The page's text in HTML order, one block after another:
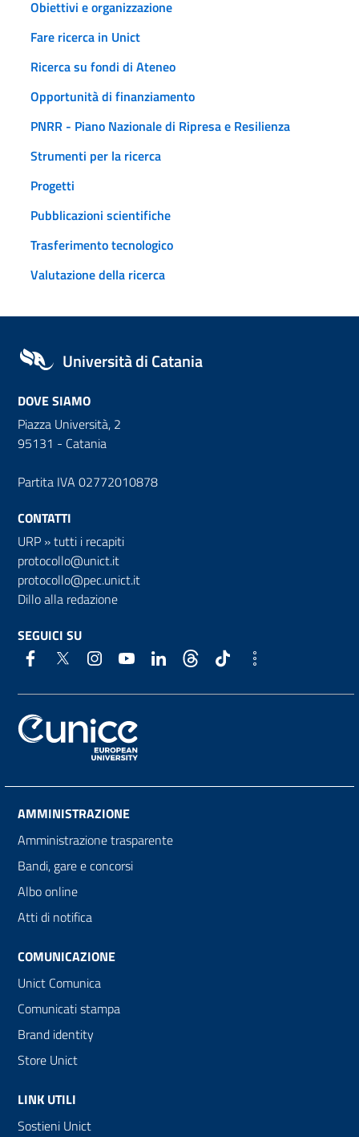
Obiettivi e organizzazione
Fare ricerca in Unict
Ricerca su fondi di Ateneo
Opportunità di finanziamento
PNRR - Piano Nazionale di Ripresa e Resilienza
Strumenti per la ricerca
Progetti
Pubblicazioni scientifiche
Trasferimento tecnologico
Valutazione della ricerca
Università di Catania
DOVE SIAMO
Piazza Università, 2
95131 - Catania
Partita IVA 02772010878
CONTATTI
URP »tutti i recapiti
protocollo@unict.it
protocollo@pec.unict.it
Dillo alla redazione
SEGUICI SU
AMMINISTRAZIONE
Amministrazione trasparente
Bandi, gare e concorsi
Albo online
Atti di notifica
COMUNICAZIONE
Unict Comunica
Comunicati stampa
Brand identity
Store Unict
LINK UTILI
Sostieni Unict